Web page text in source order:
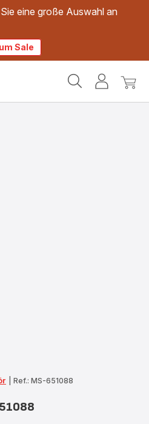
eine große Auswahl an
Sale
Mein
Mein
Ref.: MS-651088